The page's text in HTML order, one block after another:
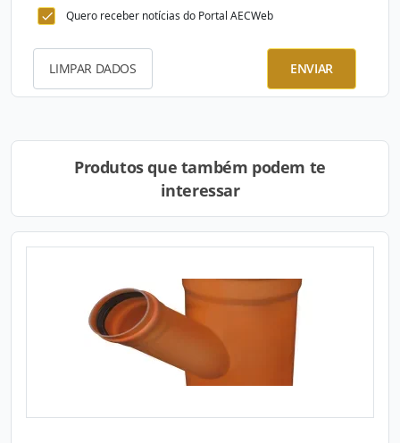
Quero receber notícias do Portal AECWeb
LIMPAR DADOS ENVIAR
Produtos que também podem te
interessar